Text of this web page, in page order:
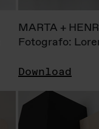
MARTA +
Fotografo:
Download